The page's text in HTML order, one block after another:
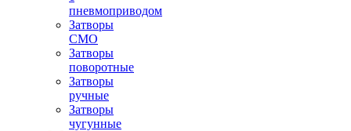
пневмоприводом
Затворы
СМО
Затворы
поворотные
Затворы
ручные
Затворы
чугунные